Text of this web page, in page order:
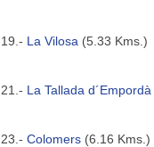
19.- La Vilosa (5.33 Kms.)
21.- La Tallada d´Empordà
23.- Colomers(6.16 Kms.)